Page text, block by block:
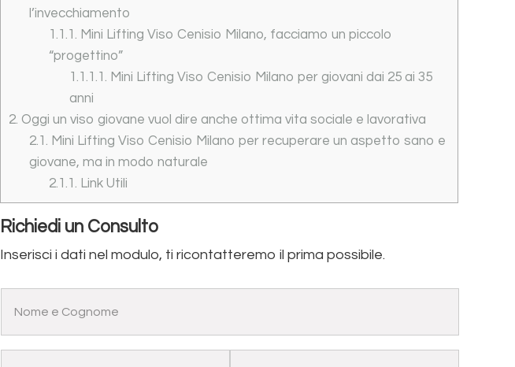
l’invecchiamento
1.1.1. Mini Lifting Viso Cenisio Milano, facciamo un piccolo
“progettino”
1.1.1.1. Mini Lifting Viso Cenisio Milano per giovani dai 25 ai 35
anni
2. Oggi un viso giovane vuol dire anche ottima vita sociale e lavorativa
2.1. Mini Lifting Viso Cenisio Milano per recuperare un aspetto sano e
giovane, ma in modo naturale
2.1.1. Link Utili
Richiedi un Consulto
Inserisci i dati nel modulo, ti ricontatteremo il prima possibile.